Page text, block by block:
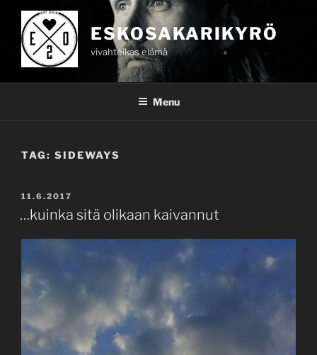
content
ESKOSAKARIKYRÖ
vivahteikas elämä
Menu
TAG: SIDEWAYS
POSTED
ON
11.6.2017
…kuinka sitä olikaan kaivannut